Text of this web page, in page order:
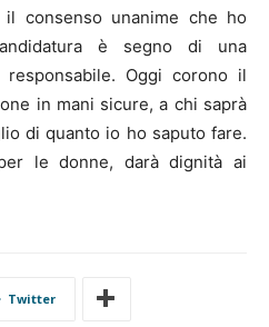
consenso unanime che ho
è segno di una
Oggi corono il
in mani sicure, a chi saprà
di quanto io ho saputo fare.
le donne, darà dignità ai
Twitter